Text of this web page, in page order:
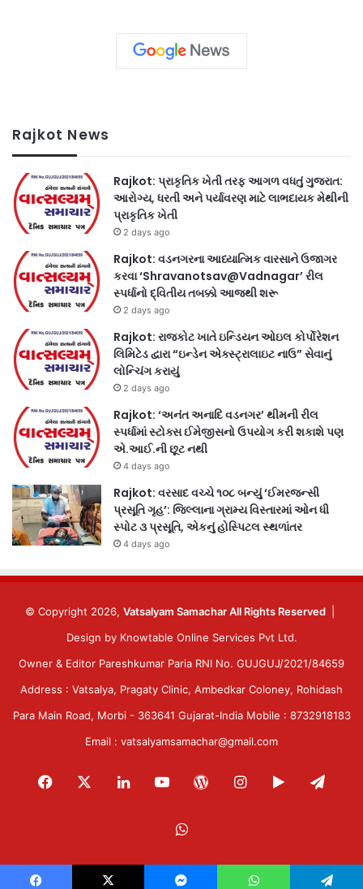
Rajkot News
Rajkot: પ્રાકૃતિક ખેતી તરફ આગળ વધતું ગુજરાત:
આરોગ્ય, ધરતી અને પર્યાવરણ માટે લાભદાયક મેથીની
પ્રાકૃતિક ખેતી
2 days ago
Rajkot: વડનગરના આધ્યાત્મિક વારસાને ઉજાગર
કરવા ‘Shravanotsav@Vadnagar’ રીલ
સ્પર્ધાનો દ્વિતીય તબક્કો આજથી શરૂ
2 days ago
Rajkot: રાજકોટ ખાતે ઇન્ડિયન ઓઇલ કોર્પોરેશન
લિમિટેડ દ્વારા “ઇન્ડેન એક્સ્ટ્રાલાઇટ નાઉ” સેવાનું
લોન્ચિંગ કરાયું
2 days ago
Rajkot: ‘અનંત અનાદિ વડનગર’ થીમની રીલ
સ્પર્ધામાં સ્ટોક્સ ઈમેજીસનો ઉપયોગ કરી શકાશે પણ
એ.આઈ.ની છૂટ નથી
4 days ago
Rajkot: વરસાદ વચ્ચે ૧૦૮ બન્યું ‘ઈમરજન્સી
પ્રસૂતિ ગૃહ’: જિલ્લાના ગ્રામ્ય વિસ્તારમાં ઓન ધી
સ્પોટ ૩ પ્રસૂતિ, એકનું હોસ્પિટલ સ્થળાંતર
4 days ago
© Copyright 2026, Vatsalyam Samachar All Rights Reserved
Design by Knowtable Online Services Pvt Ltd.
Owner & Editor Pareshkumar Paria RNI No. GUJGUJ/2021/84659
Address : Vatsalya, Pragaty Clinic, Ambedkar Coloney, Rohidash
Para Main Road, Morbi - 363641 Gujarat-India Mobile : 8732918183
Email : vatsalyamsamachar@gmail.com
Facebook LinkedInYouTubeWordPressInstagram
Google
WhatsApp